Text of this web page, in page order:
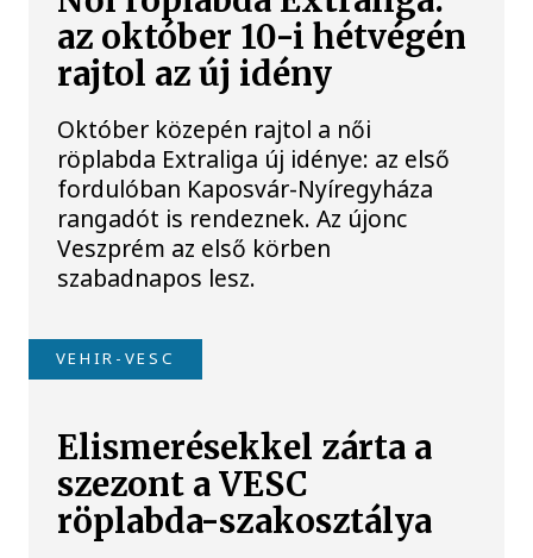
az október 10-i hétvégén
rajtol az új idény
Október közepén rajtol a női
röplabda Extraliga új idénye: az első
fordulóban Kaposvár-Nyíregyháza
rangadót is rendeznek. Az újonc
Veszprém az első körben
szabadnapos lesz.
VEHIR-VESC
Elismerésekkel zárta a
szezont a VESC
röplabda-szakosztálya